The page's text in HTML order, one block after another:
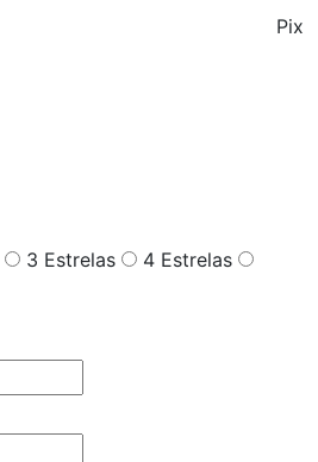
Pix
3 Estrelas
4 Estrelas